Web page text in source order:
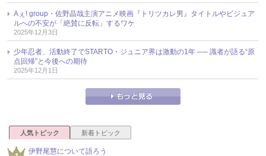
Aぇ! group・佐野晶哉主演アニメ映画『トリツカレ男』タイトルやビジュア
ルへの不安が「絶賛に反転」するワケ
2025年12月3日
少年忍者、活動終了でSTARTO・ジュニア界は激動の1年 ── 識者が語る“原
点回帰”と今後への期待
2025年12月1日
人気トピック 新着トピック
伊野尾慧について語ろう